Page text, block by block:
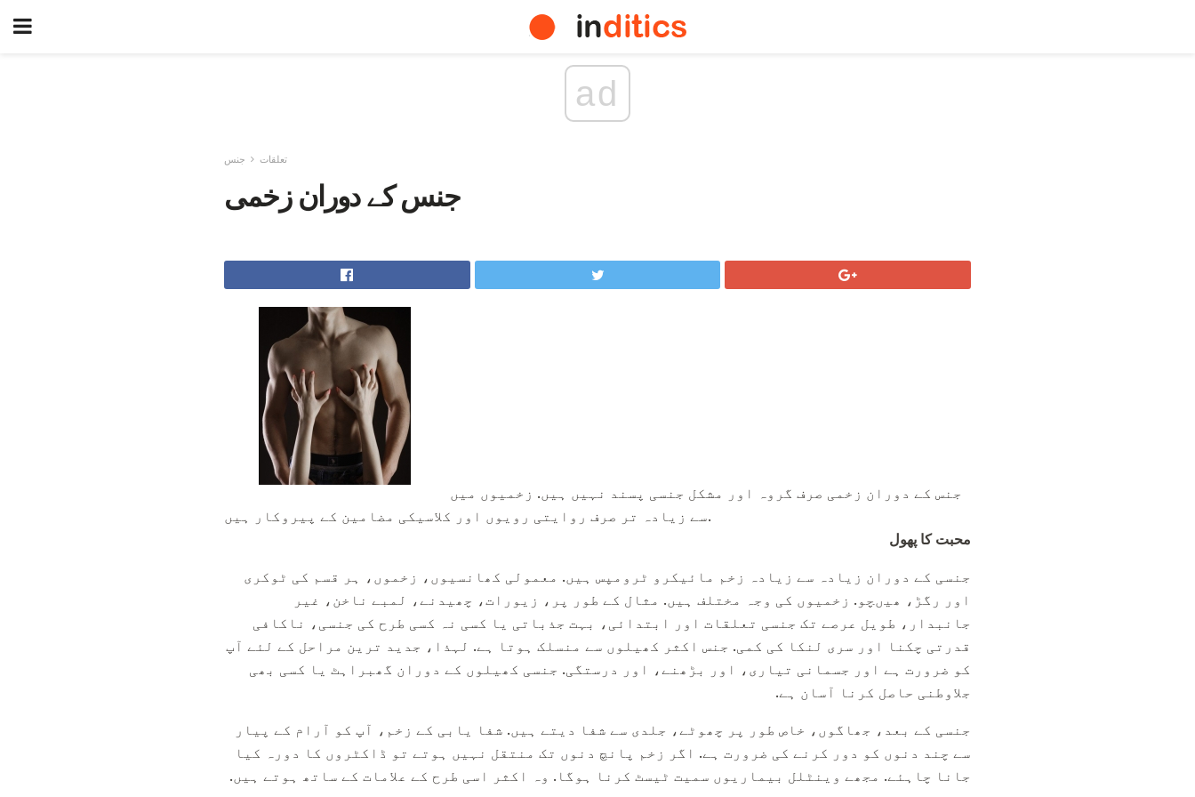
ad
تعلقات جنس
جنس کے دوران زخمی
سے زیادہ تر صرف روایتی رویوں اور کلاسیکی مضامین کے پیروکار ہیں.
محبت کا پھول
جنسی کے دوران زیادہ سے زیادہ زخم مائیکرو ٹرومپس ہیں. معمولی کھانسیوں، زخموں، ہر قسم کی ٹوکری
اور رگڑ، ھیںچو. زخمیوں کی وجہ مختلف ہیں. مثال کے طور پر، زیورات، چھیدنے، لمبے ناخن، غیر
جانبدار، طویل عرصے تک جنسی تعلقات اور ابتدائی، بہت جذباتی یا کسی نہ کسی طرح کی جنسی، ناکافی
قدرتی چکنا اور سری لنکا کی کمی. جنس اکثر کھیلوں سے منسلک ہوتا ہے. لہذا، جدید ترین مراحل کے لئے آپ
کو ضرورت ہے اور جسمانی تیاری، اور بڑھنے، اور درستگی. جنسی کھیلوں کے دوران گھبراہٹ یا کسی بھی
جلاوطنی حاصل کرنا آسان ہے.
جنسی کے بعد، جھاگوں، خاص طور پر چھوٹے، جلدی سے شفا دیتے ہیں. شفا یابی کے زخم، آپ کو آرام کے پیار
سے چند دنوں کو دور کرنے کی ضرورت ہے. اگر زخم پانچ دنوں تک منتقل نہیں ہوتے تو ڈاکٹروں کا دورہ کیا
جانا چاہئے. مجھے وینٹلل بیماریوں سمیت ٹیسٹ کرنا ہوگا. وہ اکثر اسی طرح کے علامات کے ساتھ ہوتے ہیں.